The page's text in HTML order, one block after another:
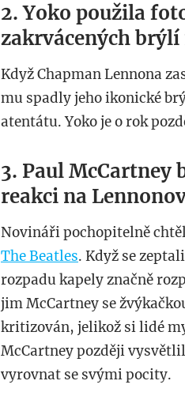
2. Yoko použila
zakrvácených brýlí
Když Chapman Lennona
mu spadly jeho ikonické
atentátu. Yoko je o rok
3. Paul
reakci na
Novináři pochopitelně
The Beatles. Když se zeptali
rozpadu kapely značně
jim McCartney se
kritizován, jelikož si lidé
McCartney později
vyrovnat se svými pocity.